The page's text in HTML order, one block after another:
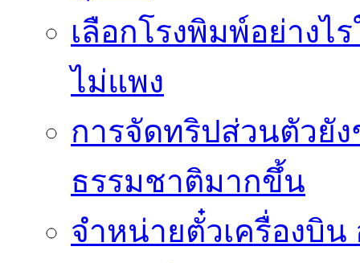
เลือกโรงพิมพ์อย่าง
ไม่แพง
การจัดทริปส่วนตัวยั
ธรรมชาติมากขึ้น
จำหน่ายตั๋วเครื่องบิ